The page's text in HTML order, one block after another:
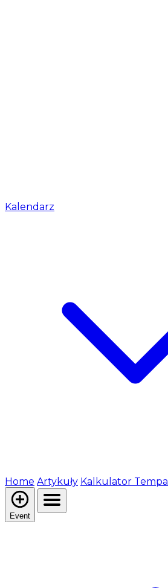
Kalendarz
Home Artykuły Kalkulator Tempa
Event